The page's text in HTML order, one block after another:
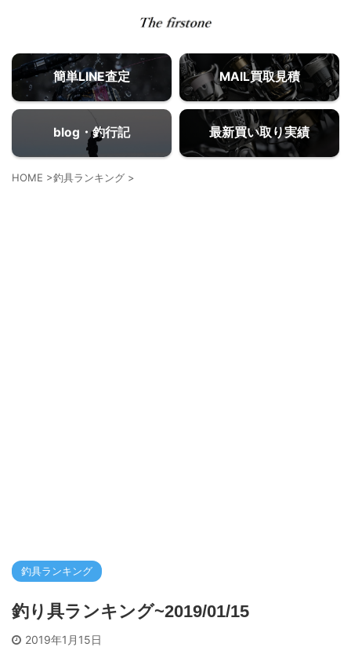
簡単LINE査定 MAIL買取見積
blog・釣行記 最新買い取り実績
HOME >釣具ランキング >
釣具ランキング
釣り具ランキング~2019/01/15
2019年1月15日